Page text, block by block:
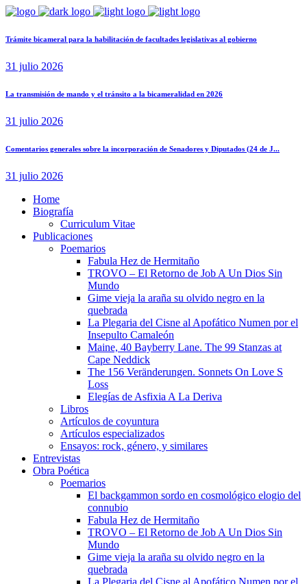
Trámite bicameral para la habilitación de facultades legislativas al gobierno
31 julio 2026
La transmisión de mando y el tránsito a la bicameralidad en 2026
31 julio 2026
Comentarios generales sobre la incorporación de Senadores y Diputados (24 de J...
31 julio 2026
Home
Biografía
Curriculum Vitae​
Publicaciones
Poemarios
Fabula Hez de Hermitaño
TROVO – El Retorno de Job A Un Dios Sin
Mundo
Gime vieja la araña su olvido negro en la
quebrada
La Plegaria del Cisne al Apofático Numen por el
Insepulto Camaleón
Maine, 40 Bayberry Lane. The 99 Stanzas at
Cape Neddick
The 156 Veränderungen. Sonnets On Love S
Loss
Elegías de Asfixia A La Deriva
Libros
Artículos de coyuntura
Artículos especializados
Ensayos: rock, género, y similares
Entrevistas
Obra Poética
Poemarios
El backgammon sordo en cosmológico elogio del
connubio
Fabula Hez de Hermitaño
TROVO – El Retorno de Job A Un Dios Sin
Mundo
Gime vieja la araña su olvido negro en la
quebrada
La Plegaria del Cisne al Apofático Numen por el